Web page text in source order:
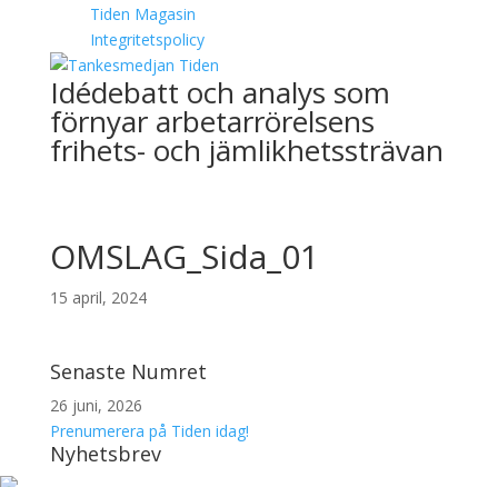
Tiden Magasin
Integritetspolicy
Idédebatt och analys som
förnyar arbetarrörelsens
frihets- och jämlikhetssträvan
OMSLAG_Sida_01
15 april, 2024
Senaste Numret
26 juni, 2026
Prenumerera på Tiden idag!
Nyhetsbrev